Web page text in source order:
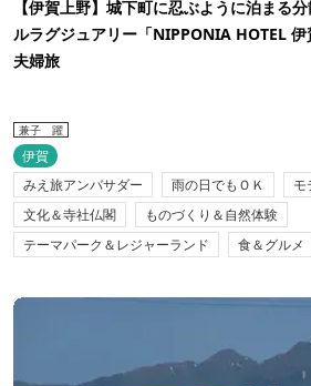
【伊賀上野】城下町に忍ぶように泊まる
ルラグジュアリー「NIPPONIA HOTEL
夫婦旅
兼子 躍
伊賀
みえ旅アンバサダー
雨の日でもＯＫ モ
文化＆寺社仏閣
ものづくり＆自然体験
テーマパーク＆レジャーランド
食＆グルメ